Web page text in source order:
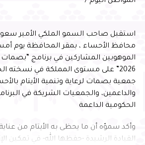
الصغرى والمتوسطة في الجمهورية
الصناعي، والتوقيع عليه، ومن ثم رفع
الموقعة، لاستكمال الإجراءات النظامية.
قرر مجلس الوزراء تفويض معالي وزير
الهيئة العامة للطيران المدني – أو من
مشروع اتفاقية بين حكومة المملكة
ثم رفع النسخة النهائية الموقعة,
النظامية.
استقبل صاحب السمو الملكي الأمير
محافظ الأحساء ، بمقر المحافظة يوم أمس
الموهوبين المشاركين في برنامج
2026” على مستوى المملكة في نسخته
جمعية بصمات لرعاية وتنمية الأيتام
والداعمين، والجمعيات الشريكة في
الحكومية الداعمة
وأكد سموّه أن ما يحظى به الأيتام من
القيادة الرشيدة -حفظها الله- في تمكين